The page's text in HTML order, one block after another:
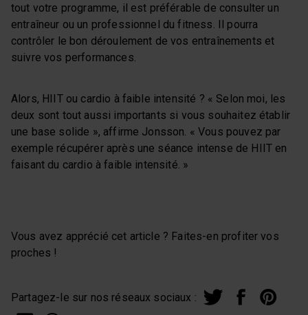
tout votre programme, il est préférable de consulter un
entraîneur ou un professionnel du fitness. Il pourra
contrôler le bon déroulement de vos entraînements et
suivre vos performances.
Alors, HIIT ou cardio à faible intensité ? « Selon moi, les
deux sont tout aussi importants si vous souhaitez établir
une base solide », affirme Jonsson. « Vous pouvez par
exemple récupérer après une séance intense de HIIT en
faisant du cardio à faible intensité. »
Vous avez apprécié cet article ? Faites-en profiter vos
proches !
Partagez-le sur nos réseaux sociaux :